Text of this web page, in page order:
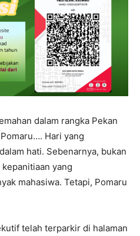
dalam rangka Pekan
Hari yang
hati. Sebenarnya, bukan
yang
mahasiwa. Tetapi, Pomaru
telah terparkir di halaman